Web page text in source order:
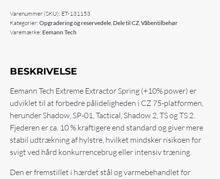
75
antal
Varenummer (SKU): ET-131153
Kategorier: Opgradering og reservedele, Dele til CZ,Våbentilbehør
Varemærke: Eemann Tech
BESKRIVELSE
Eemann Tech Extreme Extractor Spring (+10% power) er
udviklet til at forbedre pålideligheden i CZ 75-platformen,
herunder Shadow, SP-01, Tactical, Shadow 2, TS og TS 2.
Fjederen er ca. 10 % kraftigere end standard og giver mere
stabil udtrækning af hylstre, hvilket mindsker risikoen for
svigt ved hård konkurrencebrug eller intensiv træning.
Den er fremstillet i hærdet stål og varmebehandlet for